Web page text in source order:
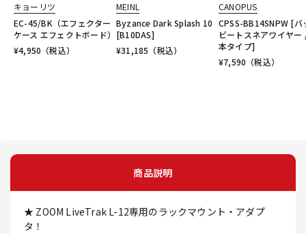
キョーリツ
EC-45/BK（エフェクター
ケース エフェクトボード）
¥4,950 （税込）
MEINL
Byzance Dark Splash 10
[B10DAS]
¥31,185 （税込）
CANOPUS
CPSS-BB14SNPW [バ
ビートスネアワイヤー
本タイプ]
¥7,590 （税込）
商品説明
★ ZOOM LiveTrak L-12専用のラックマウント・アダプ
タ！